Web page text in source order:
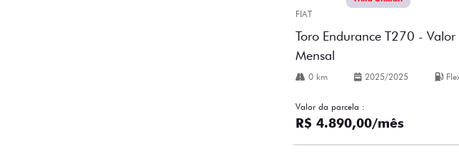
FIAT
Toro Endurance T270 - Valor
Mensal
0 km 2025/2025
Valor da parcela :
R$ 4.890,00/mês